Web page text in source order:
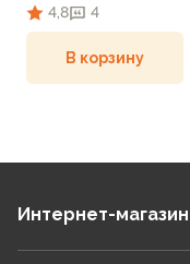
4,8 4
В корзину
Интернет-магазин